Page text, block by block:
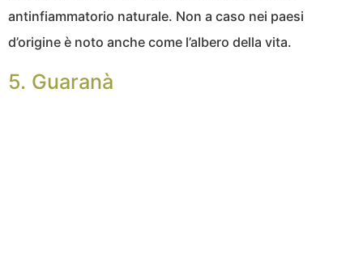
antinfiammatorio naturale. Non a caso nei paesi
d’origine è noto anche come l’albero della vita.
5. Guaranà